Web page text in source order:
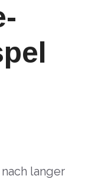
langer